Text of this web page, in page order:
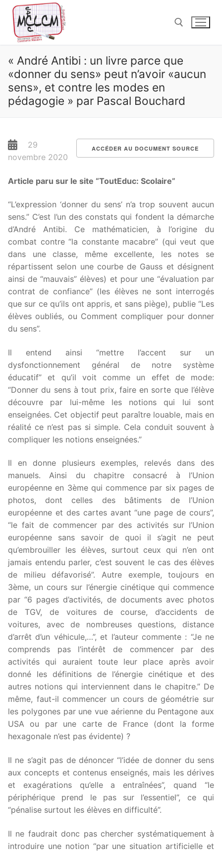
Aller
contenu
Rechercher :
« André Antibi : un livre parce que
«donner du sens» peut n’avoir «aucun
sens», et contre les modes en
pédagogie » par Pascal Bouchard
ACCÉDER AU DOCUMENT SOURCE
29
novembre 2020
Article paru sur le site “ToutEduc: Scolaire”
“L’expression ‘donner du sens’ n’a trop souvent aucun
sens.” C’est l’un des constats qui fondent la démarche
d’André Antibi. Ce mathématicien, à l’origine du
combat contre “la constante macabre” (qui veut que
dans une classe, même excellente, les notes se
répartissent selon une courbe de Gauss et désignent
ainsi de “mauvais” élèves) et pour une “évaluation par
contrat de confiance” (les élèves ne sont interrogés
que sur ce qu’ils ont appris, et sans piège), publie “Les
élèves oubliés, ou Comment compliquer pour donner
du sens”.
Il entend ainsi “mettre l’accent sur un
dysfonctionnement général de notre système
éducatif” et qu’il voit comme un effet de mode:
“Donner du sens à tout prix, faire en sorte que l’élève
découvre par lui-même les notions qui lui sont
enseignées. Cet objectif peut paraître louable, mais en
réalité ce n’est pas si simple. Cela conduit souvent à
compliquer les notions enseignées.”
Il en donne plusieurs exemples, relevés dans des
manuels. Ainsi du chapitre consacré à l’Union
européenne en 3ème qui commence par six pages de
photos, dont celles des bâtiments de l’Union
européenne et des cartes avant “une page de cours”,
“le fait de commencer par des activités sur l’Union
européenne sans savoir de quoi il s’agit ne peut
qu’embrouiller les élèves, surtout ceux qui n’en ont
jamais entendu parler, c’est souvent le cas des élèves
de milieu défavorisé”. Autre exemple, toujours en
3ème, un cours sur l’énergie cinétique qui commence
par “6 pages d’activités, de documents avec photos
de TGV, de voitures de course, d’accidents de
voitures, avec de nombreuses questions, distance
d’arrêt d’un véhicule,…”, et l’auteur commente : “Je ne
comprends pas l’intérêt de commencer par des
activités qui auraient toute leur place après avoir
donné les définitions de l’énergie cinétique et des
autres notions qui interviennent dans le chapitre.” De
même, faut-il commencer un cours de géométrie sur
les polygones par une vue aérienne du Pentagone aux
USA ou par une carte de France (dont la forme
hexagonale n’est pas évidente) ?
Il ne s’agit pas de dénoncer “l’idée de donner du sens
aux concepts et contenus enseignés, mais les dérives
et exagérations qu’elle a entraînées”, quand “le
périphérique prend le pas sur l’essentiel”, ce qui
“pénalise surtout les élèves en difficulté”.
Il ne faudrait donc pas chercher systématiquement à
introduire une notion “par une situation artificielle et